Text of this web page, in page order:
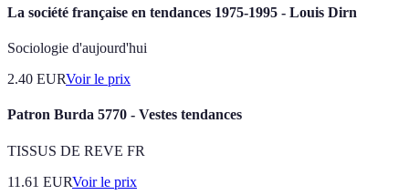
La société française en tendances 1975-1995 - Louis Dirn
Sociologie d'aujourd'hui
2.40 EURVoir le prix
Patron Burda 5770 - Vestes tendances
TISSUS DE REVE FR
11.61 EURVoir le prix